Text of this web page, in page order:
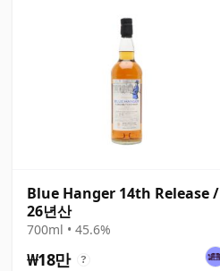
Blue Hanger 14th Release /
26년산
700ml • 45.6%
₩18만 ?